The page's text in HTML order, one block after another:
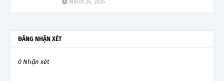
March 24, 2026
ĐĂNG NHẬN XÉT
0 Nhận xét